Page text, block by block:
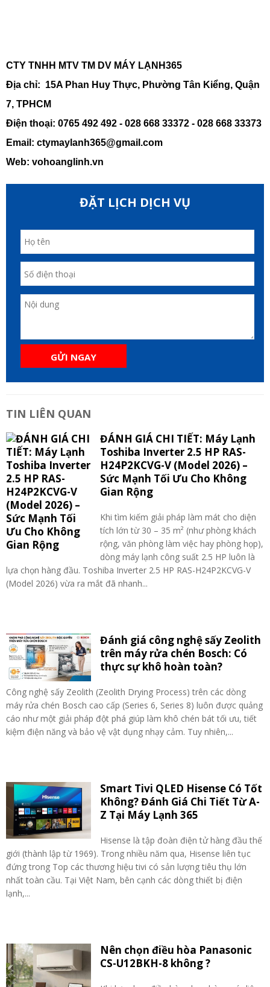
CTY TNHH MTV TM DV MÁY LẠNH365
Địa chỉ: 15A Phan Huy Thực, Phường Tân Kiểng, Quận
7, TPHCM
Điện thoại: 0765 492 492 - 028 668 33372 - 028 668 33373
Email: ctymaylanh365@gmail.com
Web: vohoanglinh.vn
ĐẶT LỊCH DỊCH VỤ
GỬI NGAY
TIN LIÊN QUAN
ĐÁNH GIÁ CHI TIẾT: Máy Lạnh
Toshiba Inverter 2.5 HP RAS-
H24P2KCVG-V (Model 2026) –
Sức Mạnh Tối Ưu Cho Không
Gian Rộng
Khi tìm kiếm giải pháp làm mát cho diện
tích lớn từ 30 – 35 m² (như phòng khách
rộng, văn phòng làm việc hay phòng họp),
dòng máy lạnh công suất 2.5 HP luôn là
lựa chọn hàng đầu. Toshiba Inverter 2.5 HP RAS-H24P2KCVG-V
(Model 2026) vừa ra mắt đã nhanh...
Đánh giá công nghệ sấy Zeolith
trên máy rửa chén Bosch: Có
thực sự khô hoàn toàn?
Công nghệ sấy Zeolith (Zeolith Drying Process) trên các dòng
máy rửa chén Bosch cao cấp (Series 6, Series 8) luôn được quảng
cáo như một giải pháp đột phá giúp làm khô chén bát tối ưu, tiết
kiệm điện năng và bảo vệ vật dụng nhạy cảm. Tuy nhiên,...
Smart Tivi QLED Hisense Có Tốt
Không? Đánh Giá Chi Tiết Từ A-
Z Tại Máy Lạnh 365
Hisense là tập đoàn điện tử hàng đầu thế
giới (thành lập từ 1969). Trong nhiều năm qua, Hisense liên tục
đứng trong Top các thương hiệu tivi có sản lượng tiêu thụ lớn
nhất toàn cầu. Tại Việt Nam, bên cạnh các dòng thiết bị điện
lạnh,...
Nên chọn điều hòa Panasonic
CS-U12BKH-8 không ?